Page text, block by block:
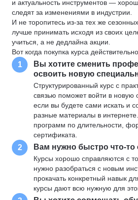
и актуальность инструментов —
следят за изменениями в индустрии.
И не торопитесь из-за тех же
лучше принимать исходя из своих
учиться, а не дедлайна акции.
Вот когда покупка курса
1
Вы хотите сменить
освоить новую
Структурированный курс с
связью поможет войти в новую
если вы будете сами искать и
разные материалы в
программ по длительности,
сертификата.
2 Вам нужно быстро что-то
Курсы хорошо справляются с
нужно разобраться с новым
прокачать конкретный навык
курсы дают всю нужную для